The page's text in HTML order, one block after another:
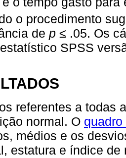
o procedimento
de p ≤ .05. Os
SPSS
referentes a todas
normal. O quadro
médios e os
estatura e índice de